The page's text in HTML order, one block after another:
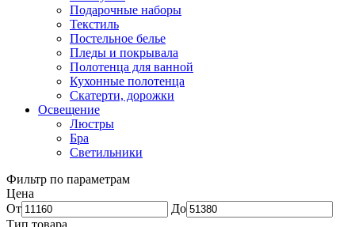
Подарочные наборы
Текстиль
Постельное белье
Пледы и покрывала
Полотенца для ванной
Кухонные полотенца
Скатерти, дорожки
Освещение
Люстры
Бра
Светильники
Фильтр по параметрам
Цена
От
До
Тип товара